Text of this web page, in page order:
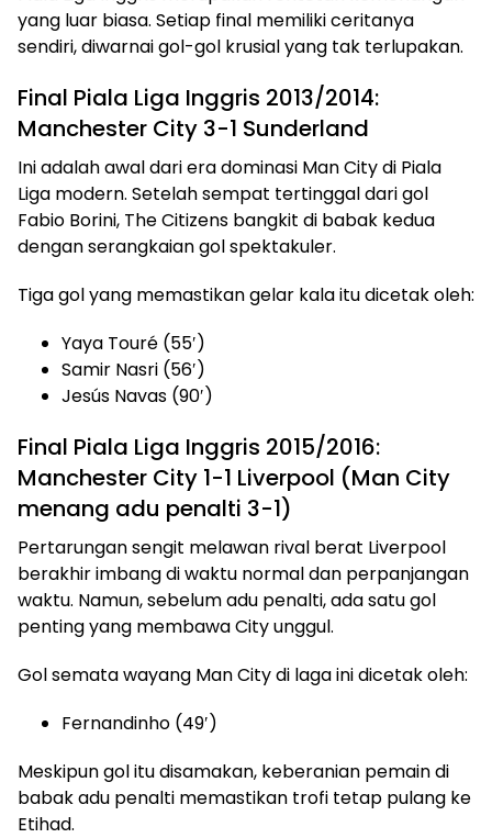
yang luar biasa. Setiap final memiliki ceritanya
sendiri, diwarnai gol-gol krusial yang tak terlupakan.
Final Piala Liga Inggris 2013/2014:
Manchester City 3-1 Sunderland
Ini adalah awal dari era dominasi Man City di Piala
Liga modern. Setelah sempat tertinggal dari gol
Fabio Borini, The Citizens bangkit di babak kedua
dengan serangkaian gol spektakuler.
Tiga gol yang memastikan gelar kala itu dicetak oleh:
Yaya Touré (55′)
Samir Nasri (56′)
Jesús Navas (90′)
Final Piala Liga Inggris 2015/2016:
Manchester City 1-1 Liverpool (Man City
menang adu penalti 3-1)
Pertarungan sengit melawan rival berat Liverpool
berakhir imbang di waktu normal dan perpanjangan
waktu. Namun, sebelum adu penalti, ada satu gol
penting yang membawa City unggul.
Gol semata wayang Man City di laga ini dicetak oleh:
Fernandinho (49′)
Meskipun gol itu disamakan, keberanian pemain di
babak adu penalti memastikan trofi tetap pulang ke
Etihad.